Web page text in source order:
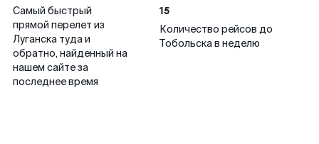
Самый быстрый
прямой перелет из
Луганска туда и
обратно, найденный на
нашем сайте за
последнее время
15
Количество рейсов до
Тобольска в неделю